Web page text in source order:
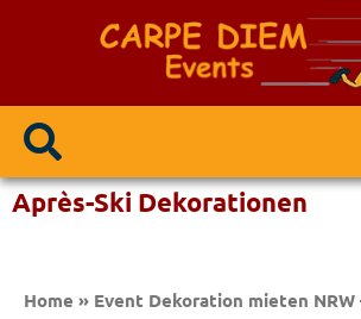
Après-Ski Dekorationen
Home » Event Dekoration mieten